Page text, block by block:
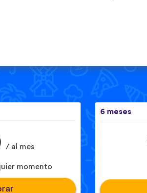
/ al mes
momento
6 meses